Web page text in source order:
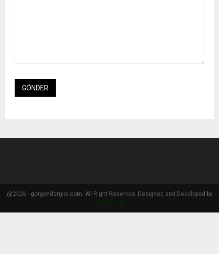
@2026 - gorgondergisi.com. All Right Reserved. Designed and Developed by